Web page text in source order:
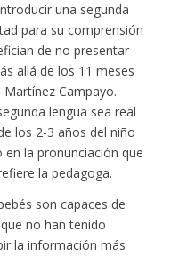
una segunda
para su comprensión
de no presentar
allá de los 11 meses
Martínez Campayo.
lengua sea real
los 2-3 años del niño
la pronunciación que
la pedagoga.
son capaces de
no han tenido
la información más